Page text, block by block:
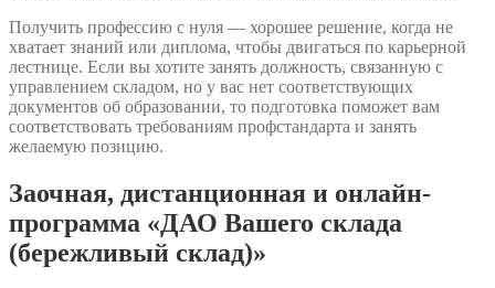
Получить профессию с нуля — хорошее решение, когда не
хватает знаний или диплома, чтобы двигаться по карьерной
лестнице. Если вы хотите занять должность, связанную с
управлением складом, но у вас нет соответствующих
документов об образовании, то подготовка поможет вам
соответствовать требованиям профстандарта и занять
желаемую позицию.
Заочная, дистанционная и онлайн-
программа «ДАО Вашего склада
(бережливый склад)»